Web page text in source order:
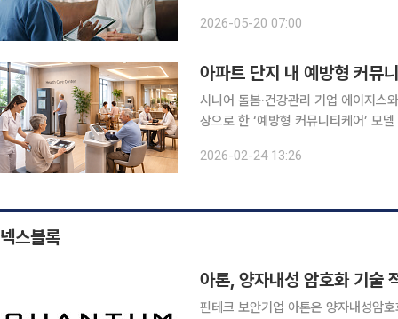
는 18일 미국의 공적 의료보험인 메디
2026-05-20 07:00
아파트 단지 내 예방형 커뮤
시니어 돌봄·건강관리 기업 에이지스
상으로 한 ‘예방형 커뮤니티케어’ 모
구상이다. 2026년 3월 시행 예정인
2026-02-24 13:26
넥스블록
핀테크 보안기업 아톤은 양자내성암